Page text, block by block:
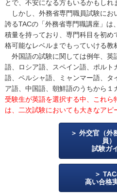
とで、不安になる方もいるかもしれ
しかし、外務省専門職員試験にお
誇るTACの「外務省専門職講座」は
積量を持っており、専門科目を初め
格可能なレベルまでもっていける教
外国語の試験に関しては例年、英
語、ロシア語、スペイン語、ポルト
語、ペルシャ語、ミャンマー語、タ
ア語、中国語、朝鮮語のうちから１
受験生が英語を選択する中、これら
は、二次試験においても大きなアピ
外交官（外
員）
試験ガ
高い合格